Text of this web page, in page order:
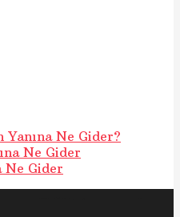
Yanına Ne Gider?
Ne Gider
Ne Gider